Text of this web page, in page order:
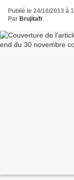
Publié le 24/10/2013 à
Par Brujitafr